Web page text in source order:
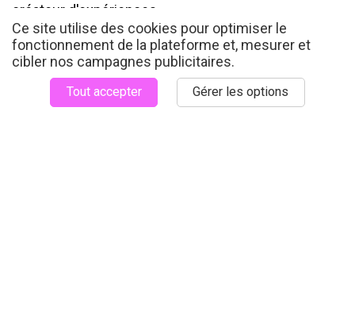
créateur d'expériences.
Dans ce contexte, l'intelligence artificielle ouvre une
nouvelle étape pour la cosmétique : après l'analyse
des données sensorielles et consommateurs, elle
permet désormais d'anticiper et de prédire les
Ce site utilise des cookies pour optimiser le
fonctionnement de la plateforme et, mesurer et
cibler nos campagnes publicitaires.
Tout accepter Gérer les options